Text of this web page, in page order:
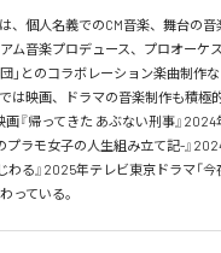
、個人名義でのCM音楽、舞台の
ム音楽プロデュース、プロオーケ
」とのコラボレーション楽曲制作
は映画、ドラマの音楽制作も積極
『帰ってきた あぶない刑事』2024
プラモ女子の人生組み立て記-』
わる』2025年テレビ東京ドラマ「
っている。